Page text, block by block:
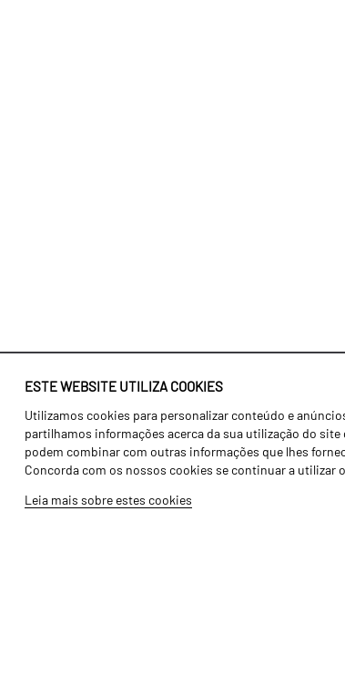
ESTE WEBSITE UTILIZA COOKIES
Utilizamos cookies para personalizar conteúdo e
partilhamos informações acerca da sua utilização do
podem combinar com outras informações que lhes
Concorda com os nossos cookies se continuar a utilizar
Leia mais sobre estes cookies
Identidade
História
Fábrica / Produção
Recursos Humanos
Agricultura
Transportes
Gama